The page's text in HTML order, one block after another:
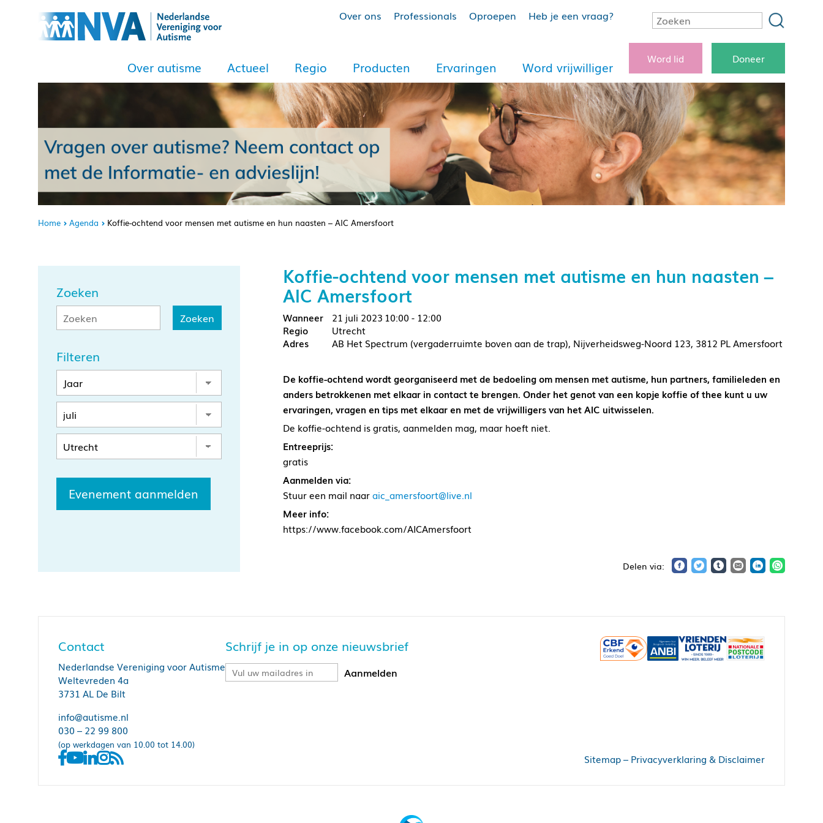
Over ons Professionals Oproepen Heb je een vraag?
Over autisme Actueel Regio Producten Ervaringen Word vrijwilliger
Word lid Doneer
Home Agenda Koffie-ochtend voor mensen met autisme en hun naasten – AIC Amersfoort
Zoeken
Filteren
Evenement aanmelden
Koffie-ochtend voor mensen met autisme en hun naasten –
AIC Amersfoort
21 juli 2023 10:00 - 12:00
Utrecht
AB Het Spectrum (vergaderruimte boven aan de trap), Nijverheidsweg-Noord 123, 3812 PL Amersfoort
De koffie-ochtend wordt georganiseerd met de bedoeling om mensen met autisme, hun partners, familieleden en
anders betrokkenen met elkaar in contact te brengen. Onder het genot van een kopje koffie of thee kunt u uw
ervaringen, vragen en tips met elkaar en met de vrijwilligers van het AIC uitwisselen.
De koffie-ochtend is gratis, aanmelden mag, maar hoeft niet.
Entreeprijs:
gratis
Aanmelden via:
Stuur een mail naaraic_amersfoort@live.nl
Meer info:
https://www.facebook.com/AICAmersfoort
Contact
Nederlandse Vereniging voor Autisme
Weltevreden 4a
3731 AL De Bilt
info@autisme.nl
030 – 22 99 800
(op werkdagen van 10.00 tot 14.00)
Schrijf je in op onze nieuwsbrief
Sitemap– Privacyverklaring & Disclaimer